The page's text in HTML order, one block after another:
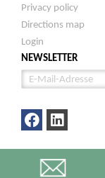
Privacy policy
Directions map
Login
NEWSLETTER